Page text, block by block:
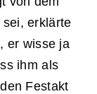
erklärte
er wisse ja
ihm als
Festakt